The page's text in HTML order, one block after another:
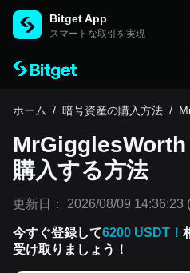
Bitget App
スマートな取引を実現
ホーム / 暗号資産の購入方法 /
購入する方法
更新日： 2026/08/09 14:36:23
今すぐ登録して6200 USDT！
受け取りましょう！